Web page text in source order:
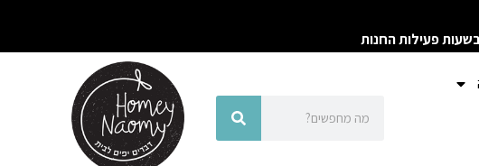
פעילות החנות
חיפוש